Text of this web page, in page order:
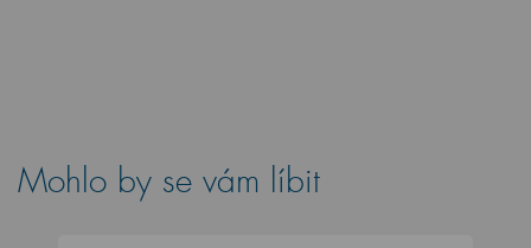
Mohlo by se vám líbit